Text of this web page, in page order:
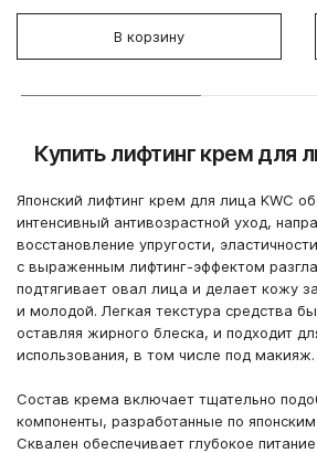
В корзину
Купить лифтинг крем для
Японский лифтинг крем для лица KWC
интенсивный антивозрастной уход,
восстановление упругости,
с выраженным лифтинг-эффектом
подтягивает овал лица и делает кожу
и молодой. Легкая текстура средства
оставляя жирного блеска, и подходит
использования, в том числе под макияж.
Состав крема включает тщательно
компоненты, разработанные по
Сквален обеспечивает глубокое